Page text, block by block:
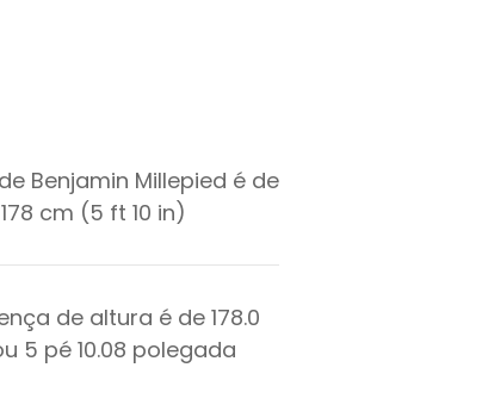
Benjamin Millepied é de
178 cm (5 ft 10 in)
de altura é de 178.0
5 pé10.08 polegada